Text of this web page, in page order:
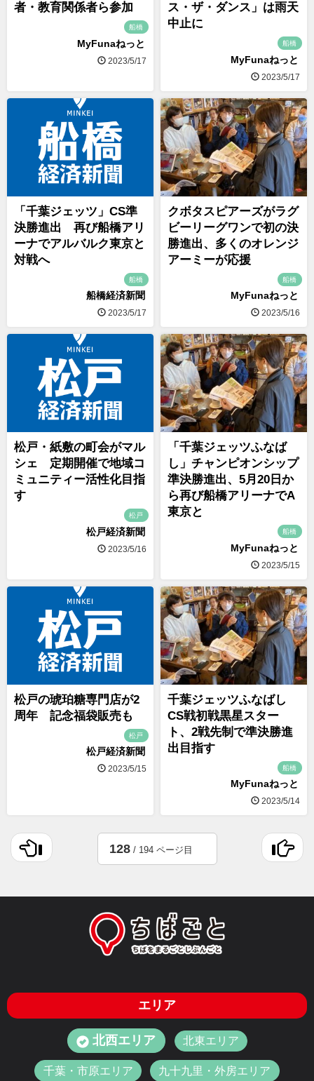
者・教育関係者ら参加
船橋
MyFunaねっと
2023/5/17
ス・ザ・ダンス」は雨天
中止に
船橋
MyFunaねっと
2023/5/17
「千葉ジェッツ」CS準
決勝進出 再び船橋アリ
ーナでアルバルク東京と
対戦へ
船橋
船橋経済新聞
2023/5/17
クボタスピアーズがラグ
ビーリーグワンで初の決
勝進出、多くのオレンジ
アーミーが応援
船橋
MyFunaねっと
2023/5/16
松戸・紙敷の町会がマル
シェ 定期開催で地域コ
ミュニティー活性化目指
す
松戸
松戸経済新聞
2023/5/16
「千葉ジェッツふなば
し」チャンピオンシップ
準決勝進出、5月20日か
ら再び船橋アリーナでA
東京と
船橋
MyFunaねっと
2023/5/15
松戸の琥珀糖専門店が2
周年 記念福袋販売も
松戸
松戸経済新聞
2023/5/15
千葉ジェッツふなばし
CS戦初戦黒星スター
ト、2戦先制で準決勝進
出目指す
船橋
MyFunaねっと
2023/5/14
128/ 194 ページ目
エリア
北西エリア 北東エリア
千葉・市原エリア 九十九里・外房エリア